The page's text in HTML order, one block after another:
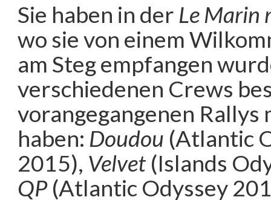
Sie haben in der Le Marin
wo sie von einem
am Steg empfangen
verschiedenen Crews
vorangegangenen Rallys
haben: Doudou (Atlantic
2015), Velvet (Islands
QP(Atlantic Odyssey